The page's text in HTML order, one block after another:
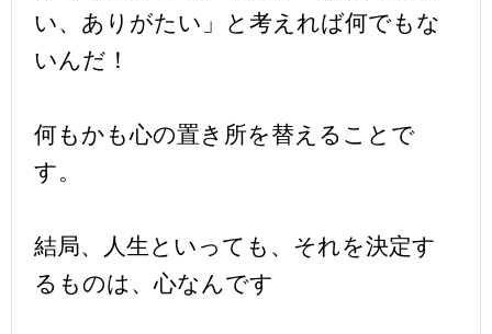
い、ありがたい」と考えれば何でもな
いんだ！
何もかも心の置き所を替えることで
す。
結局、人生といっても、それを決定す
るものは、心なんです